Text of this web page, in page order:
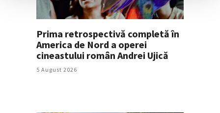
Prima retrospectivă completă în
America de Nord a operei
cineastului român Andrei Ujică
5 August 2026